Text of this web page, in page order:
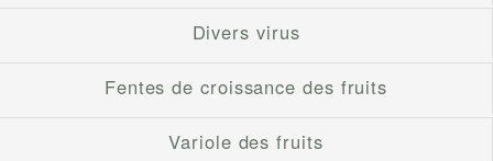
Divers virus
Fentes de croissance des fruits
Variole des fruits